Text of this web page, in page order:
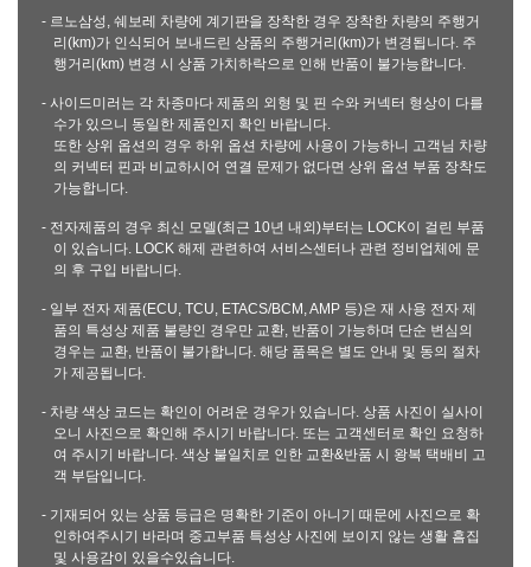
- 르노삼성, 쉐보레 차량에 계기판을 장착한 경우 장착한 차량의 주행거
리(km)가 인식되어 보내드린 상품의 주행거리(km)가 변경됩니다. 주
행거리(km) 변경 시 상품 가치하락으로 인해 반품이 불가능합니다.
- 사이드미러는 각 차종마다 제품의 외형 및 핀 수와 커넥터 형상이 다를
수가 있으니 동일한 제품인지 확인 바랍니다.
또한 상위 옵션의 경우 하위 옵션 차량에 사용이 가능하니 고객님 차량
의 커넥터 핀과 비교하시어 연결 문제가 없다면 상위 옵션 부품 장착도
가능합니다.
- 전자제품의 경우 최신 모델(최근 10년 내외)부터는 LOCK이 걸린 부품
이 있습니다. LOCK 해제 관련하여 서비스센터나 관련 정비업체에 문
의 후 구입 바랍니다.
- 일부 전자 제품(ECU, TCU, ETACS/BCM, AMP 등)은 재 사용 전자 제
품의 특성상 제품 불량인 경우만 교환, 반품이 가능하며 단순 변심의
경우는 교환, 반품이 불가합니다. 해당 품목은 별도 안내 및 동의 절차
가 제공됩니다.
- 차량 색상 코드는 확인이 어려운 경우가 있습니다. 상품 사진이 실사이
오니 사진으로 확인해 주시기 바랍니다. 또는 고객센터로 확인 요청하
여 주시기 바랍니다. 색상 불일치로 인한 교환&반품 시 왕복 택배비 고
객 부담입니다.
- 기재되어 있는 상품 등급은 명확한 기준이 아니기 때문에 사진으로 확
인하여주시기 바라며 중고부품 특성상 사진에 보이지 않는 생활 흠집
및 사용감이 있을수있습니다.